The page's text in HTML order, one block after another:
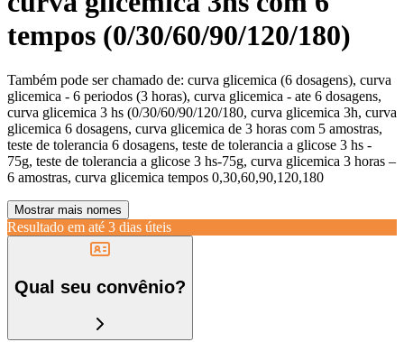
tempos (0/30/60/90/120/180)
Também pode ser chamado de: curva glicemica (6 dosagens), curva
glicemica - 6 periodos (3 horas), curva glicemica - ate 6 dosagens,
curva glicemica 3 hs (0/30/60/90/120/180, curva glicemica 3h, curva
glicemica 6 dosagens, curva glicemica de 3 horas com 5 amostras,
teste de tolerancia 6 dosagens, teste de tolerancia a glicose 3 hs -
75g, teste de tolerancia a glicose 3 hs-75g, curva glicemica 3 horas –
6 amostras, curva glicemica tempos 0,30,60,90,120,180
Mostrar mais nomes
Resultado em até 3 dias úteis
Qual seu convênio?